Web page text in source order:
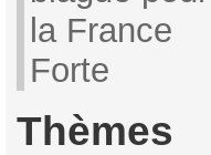
la France
Forte
Thèmes